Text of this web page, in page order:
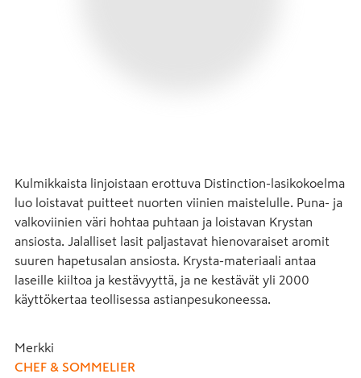
Kulmikkaista linjoistaan erottuva Distinction-lasikokoelma
luo loistavat puitteet nuorten viinien maistelulle. Puna- ja
valkoviinien väri hohtaa puhtaan ja loistavan Krystan
ansiosta. Jalalliset lasit paljastavat hienovaraiset aromit
suuren hapetusalan ansiosta. Krysta-materiaali antaa
laseille kiiltoa ja kestävyyttä, ja ne kestävät yli 2000
käyttökertaa teollisessa astianpesukoneessa.
Merkki
CHEF & SOMMELIER